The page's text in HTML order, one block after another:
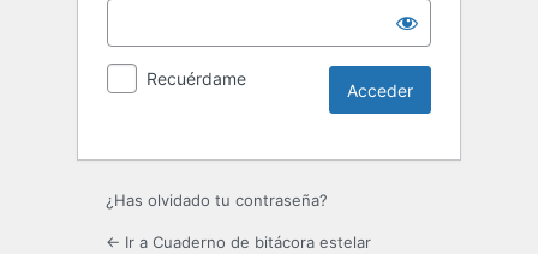
Recuérdame
¿Has olvidado tu contraseña?
← Ir a Cuaderno de bitácora estelar